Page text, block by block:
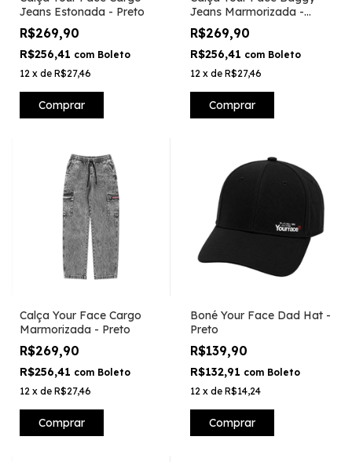
Jeans Estonada - Preto
R$269,90
R$256,41 com Boleto
12 x de R$27,46
Comprar
Jeans Marmorizada -
Preto
R$269,90
R$256,41 com Boleto
12 x de R$27,46
Comprar
Calça Your Face Cargo
Marmorizada - Preto
R$269,90
R$256,41 com Boleto
12 x de R$27,46
Comprar
Boné Your Face Dad Hat -
Preto
R$139,90
R$132,91 com Boleto
12 x de R$14,24
Comprar